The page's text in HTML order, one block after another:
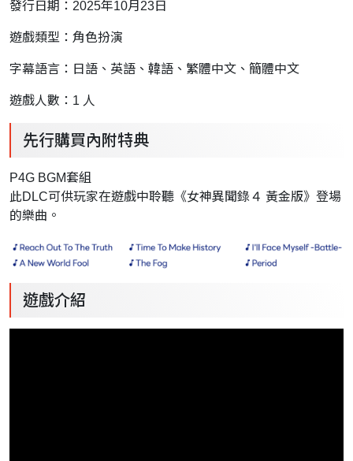
發行日期：2025年10月23日
遊戲類型：角色扮演
字幕語言：日語、英語、韓語、繁體中文、簡體中文
遊戲人數：1 人
先行購買內附特典
P4G BGM套組
此DLC可供玩家在遊戲中聆聽《女神異聞錄４ 黃金版》登場
的樂曲。
遊戲介紹